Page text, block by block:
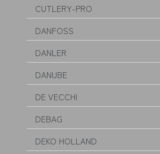
CUTLERY-PRO
DANFOSS
DANLER
DANUBE
DE VECCHI
DEBAG
DEKO HOLLAND